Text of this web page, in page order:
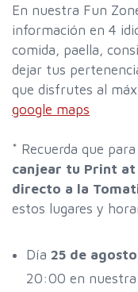
En nuestra Fun
información en 4
comida, paella,
dejar tus
google maps
* Recuerda que
canjear tu Print at
directo a la
estos lugares y
Día 25 de agosto
20:00 en nuestra